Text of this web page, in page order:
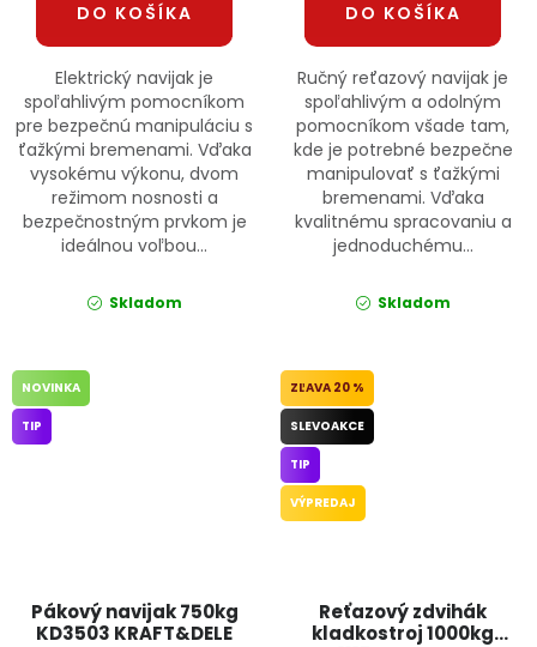
DO KOŠÍKA
Elektrický navijak je
spoľahlivým pomocníkom
pre bezpečnú manipuláciu s
ťažkými bremenami. Vďaka
vysokému výkonu, dvom
režimom nosnosti a
bezpečnostným prvkom je
ideálnou voľbou...
Skladom
DO KOŠÍKA
Ručný reťazový navijak je
spoľahlivým a odolným
pomocníkom všade tam,
kde je potrebné bezpečne
manipulovať s ťažkými
bremenami. Vďaka
kvalitnému spracovaniu a
jednoduchému...
Skladom
Pákový navijak 750kg
KD3503 KRAFT&DELE
NOVINKA
TIP
Reťazový zdvihák
kladkostroj 1000kg
20 %
SLEVOAKCE
TIP
VÝPREDAJ